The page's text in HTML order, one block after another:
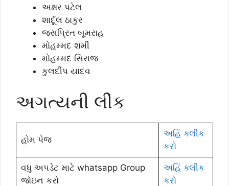
અક્ષર પટેલ
શાર્દૂલ ઠાકુર
જસપ્રિત બૂમરાહ
મોહમ્મદ શમી
મોહમ્મદ સિરાજ
કુલદીપ યાદવ
અગત્યની લીંક
હોમ પેજ
અહિં ક્લીક
કરો
વધુ અપડેટ માટે whatsapp Group
જોઇન કરો
અહિં ક્લીક
કરો